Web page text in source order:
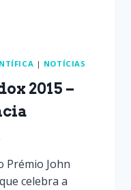
| NOTÍCIAS
2015 –
Prémio John
celebra a